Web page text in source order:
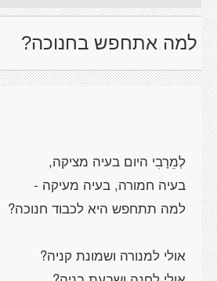
למה אתחפש בחנוכה?